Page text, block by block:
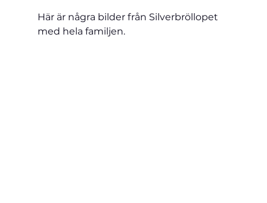
Här är några bilder från Silverbröllopet
med hela familjen.